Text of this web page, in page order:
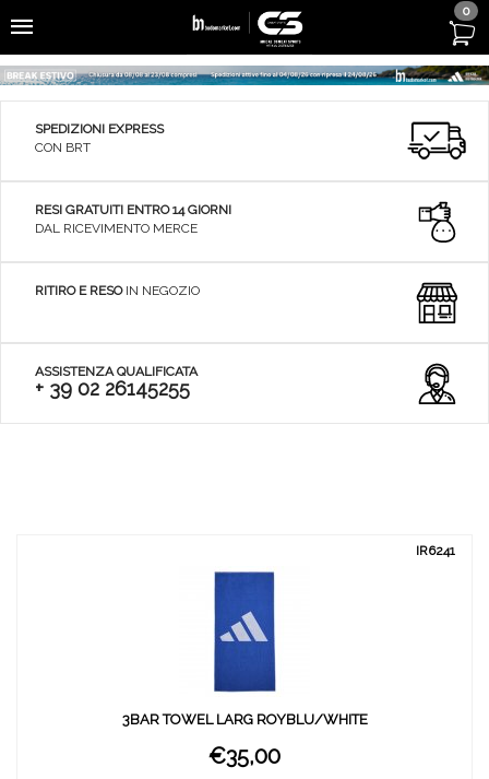
0
SPEDIZIONI EXPRESS
CON BRT
RESI GRATUITI ENTRO 14 GIORNI
DAL RICEVIMENTO MERCE
RITIRO E RESOIN NEGOZIO
ASSISTENZA QUALIFICATA
+ 39 02 26145255
IR6241
3BAR TOWEL LARG ROYBLU/WHITE
€35,00